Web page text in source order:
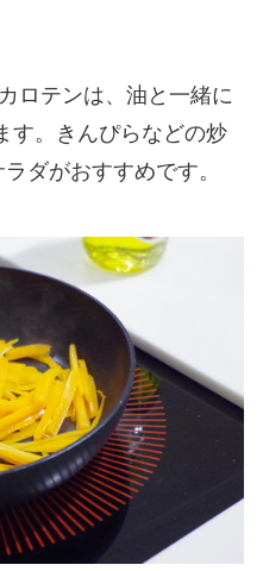
ロテンは、油と一緒に
す。きんぴらなどの炒
ダがおすすめです。